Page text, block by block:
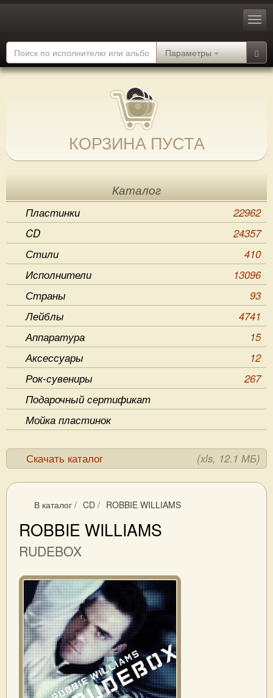
Параметры
КОРЗИНА ПУСТА
Каталог
Пластинки
22962
CD
24357
Стили
410
Исполнители
13096
Страны
93
Лейблы
4741
Аппаратура
15
Аксессуары
12
Рок-сувениры
267
Подарочный сертификат
Мойка пластинок
Скачать каталог (xls, 12.1 МБ)
В каталог / CD / ROBBIE WILLIAMS
ROBBIE WILLIAMS
RUDEBOX